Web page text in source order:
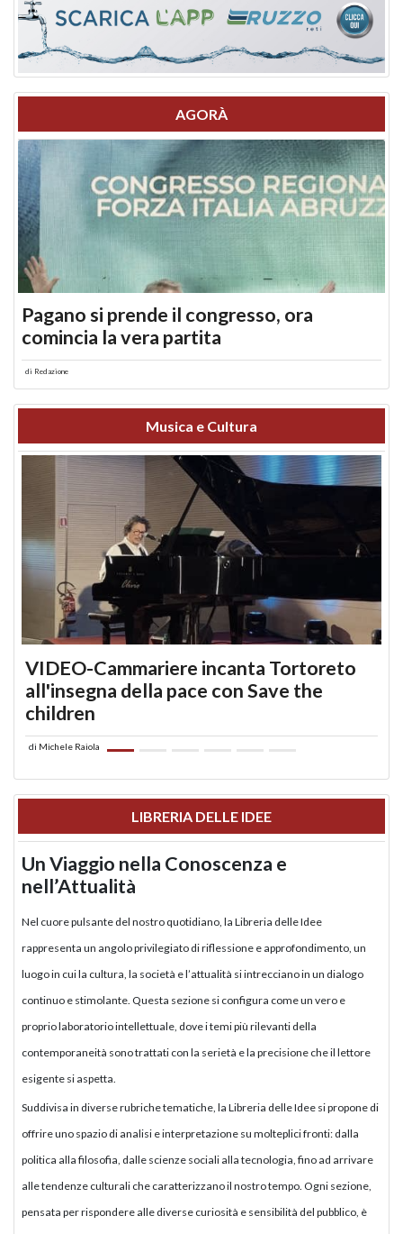
AGORÀ
Pagano si prende il congresso, ora
comincia la vera partita
di Redazione
Musica e Cultura
VIDEO-Cammariere incanta Tortoreto
all'insegna della pace con Save the
children
di Michele Raiola
LIBRERIA DELLE IDEE
Un Viaggio nella Conoscenza e
nell’Attualità
Nel cuore pulsante del nostro quotidiano, la Libreria delle Idee
rappresenta un angolo privilegiato di riflessione e approfondimento, un
luogo in cui la cultura, la società e l’attualità si intrecciano in un dialogo
continuo e stimolante. Questa sezione si configura come un vero e
proprio laboratorio intellettuale, dove i temi più rilevanti della
contemporaneità sono trattati con la serietà e la precisione che il lettore
esigente si aspetta.
Suddivisa in diverse rubriche tematiche, la Libreria delle Idee si propone di
offrire uno spazio di analisi e interpretazione su molteplici fronti: dalla
politica alla filosofia, dalle scienze sociali alla tecnologia, fino ad arrivare
alle tendenze culturali che caratterizzano il nostro tempo. Ogni sezione,
pensata per rispondere alle diverse curiosità e sensibilità del pubblico, è